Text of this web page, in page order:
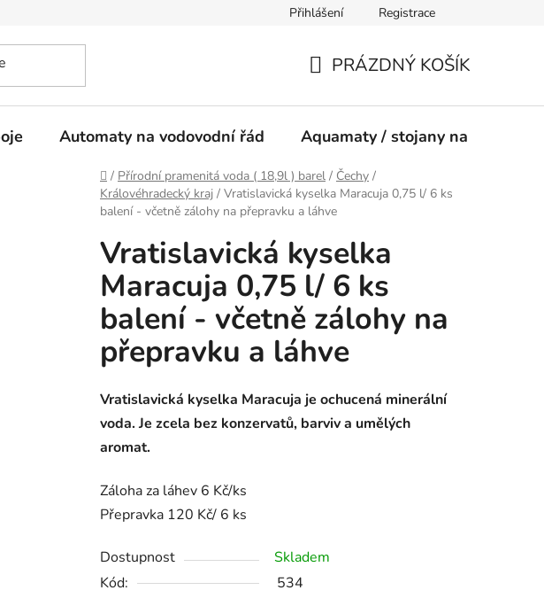
se Přihlášení Registrace
KOŠÍK
PRÁZDNÝ KOŠÍK
Automaty na vodovodní řád Aquamaty / stojany na vodu
Domů
/ Přírodní pramenitá voda ( 18,9l ) barel / Čechy /
Královéhradecký kraj / Vratislavická kyselka Maracuja 0,75 l/ 6 ks
balení - včetně zálohy na přepravku a láhve
Vratislavická kyselka
Maracuja 0,75 l/ 6 ks
balení - včetně zálohy na
přepravku a láhve
Vratislavická kyselka Maracuja je ochucená minerální
voda. Je zcela bez konzervatů, barviv a umělých
aromat.
Záloha za láhev 6 Kč/ks
Přepravka 120 Kč/ 6 ks
Dostupnost
Skladem
Kód:
534